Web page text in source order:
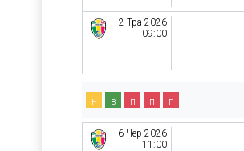
2 Тра 2026
09:00
н в п п п
6 Чер 2026
11:00